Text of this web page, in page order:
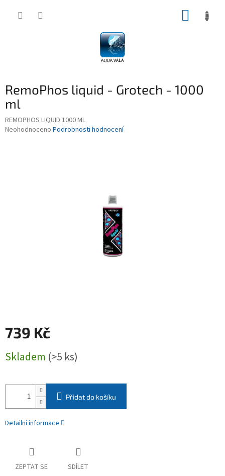
RemoPhos liquid - Grotech - 1000
ml
REMOPHOS LIQUID 1000 ML
Průměrné
Neohodnoceno Podrobnosti hodnocení
739 Kč
cena:
Skladem (>5 ks)
Přidat do košíku
Detailní informace
ZEPTAT SE SDÍLET